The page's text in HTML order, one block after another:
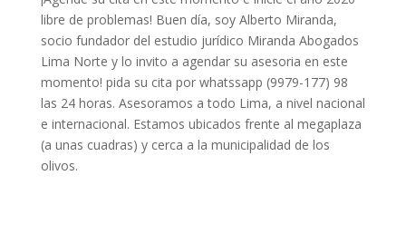
libre de problemas! Buen día, soy Alberto Miranda,
socio fundador del estudio jurídico Miranda Abogados
Lima Norte y lo invito a agendar su asesoria en este
momento! pida su cita por whatssapp (9979-177) 98
las 24 horas. Asesoramos a todo Lima, a nivel nacional
e internacional. Estamos ubicados frente al megaplaza
(a unas cuadras) y cerca a la municipalidad de los
olivos.